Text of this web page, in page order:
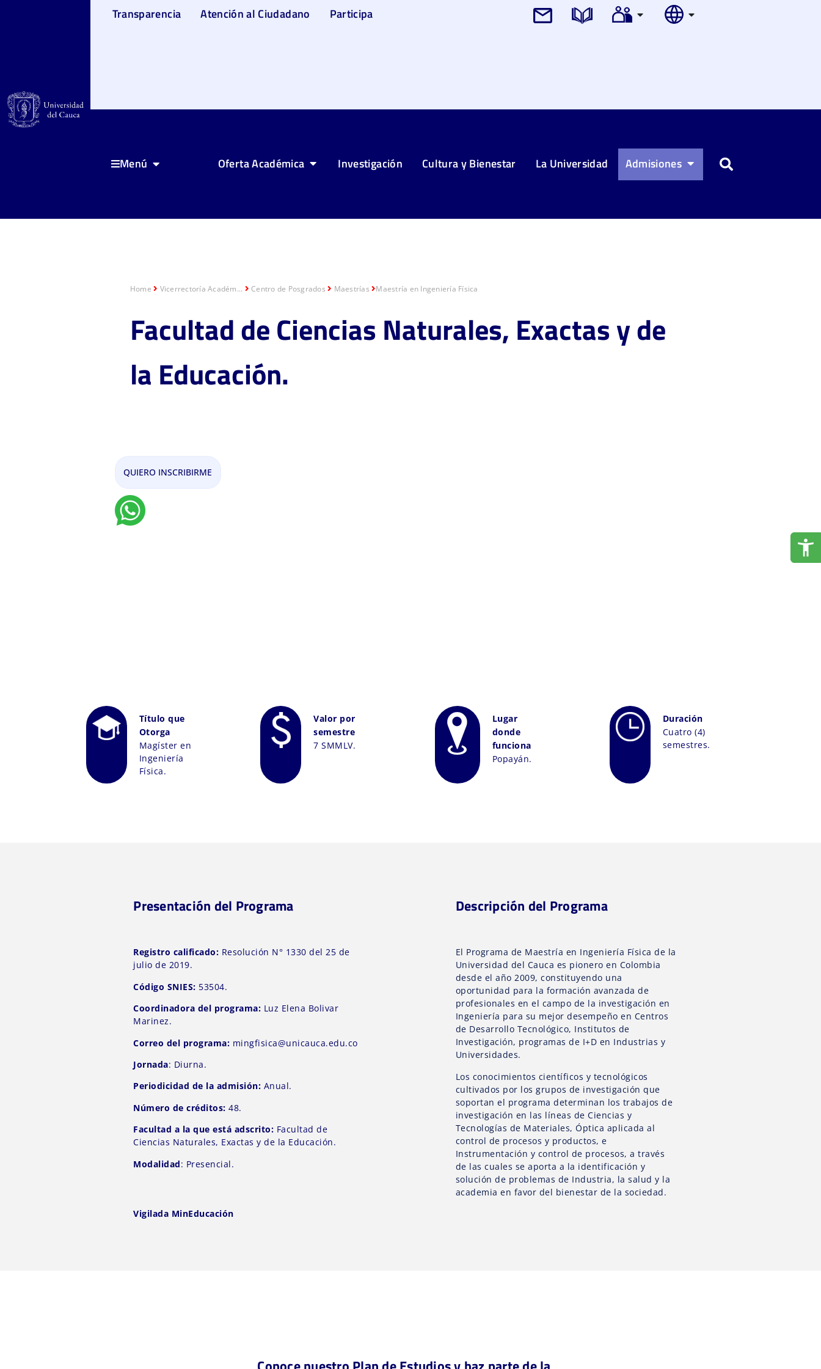
Transparencia Atención al Ciudadano Participa
Menú Oferta Académica Investigación Cultura y Bienestar La Universidad Admisiones Buscar
Home Vicerrectoría Académ... Centro de Posgrados Maestrías Maestría en Ingeniería Física
Facultad de Ciencias Naturales, Exactas y de
la Educación.
QUIERO INSCRIBIRME
Título que
Otorga
Magíster en
Ingeniería
Física.
Valor por
semestre
7 SMMLV.
Lugar
donde
funciona
Popayán.
Duración
Cuatro (4)
semestres.
Presentación del Programa
Registro calificado: Resolución N° 1330 del 25 de
julio de 2019.
Código SNIES: 53504.
Coordinadora del programa: Luz Elena Bolivar
Marinez.
Correo del programa: mingfisica@unicauca.edu.co
Jornada: Diurna.
Periodicidad de la admisión: Anual.
Número de créditos: 48.
Facultad a la que está adscrito: Facultad de
Ciencias Naturales, Exactas y de la Educación.
Modalidad: Presencial.
Vigilada MinEducación
Descripción del Programa
El Programa de Maestría en Ingeniería Física de la
Universidad del Cauca es pionero en Colombia
desde el año 2009, constituyendo una
oportunidad para la formación avanzada de
profesionales en el campo de la investigación en
Ingeniería para su mejor desempeño en Centros
de Desarrollo Tecnológico, Institutos de
Investigación, programas de I+D en Industrias y
Universidades.
Los conocimientos científicos y tecnológicos
cultivados por los grupos de investigación que
soportan el programa determinan los trabajos de
investigación en las líneas de Ciencias y
Tecnologías de Materiales, Óptica aplicada al
control de procesos y productos, e
Instrumentación y control de procesos, a través
de las cuales se aporta a la identificación y
solución de problemas de Industria, la salud y la
academia en favor del bienestar de la sociedad.